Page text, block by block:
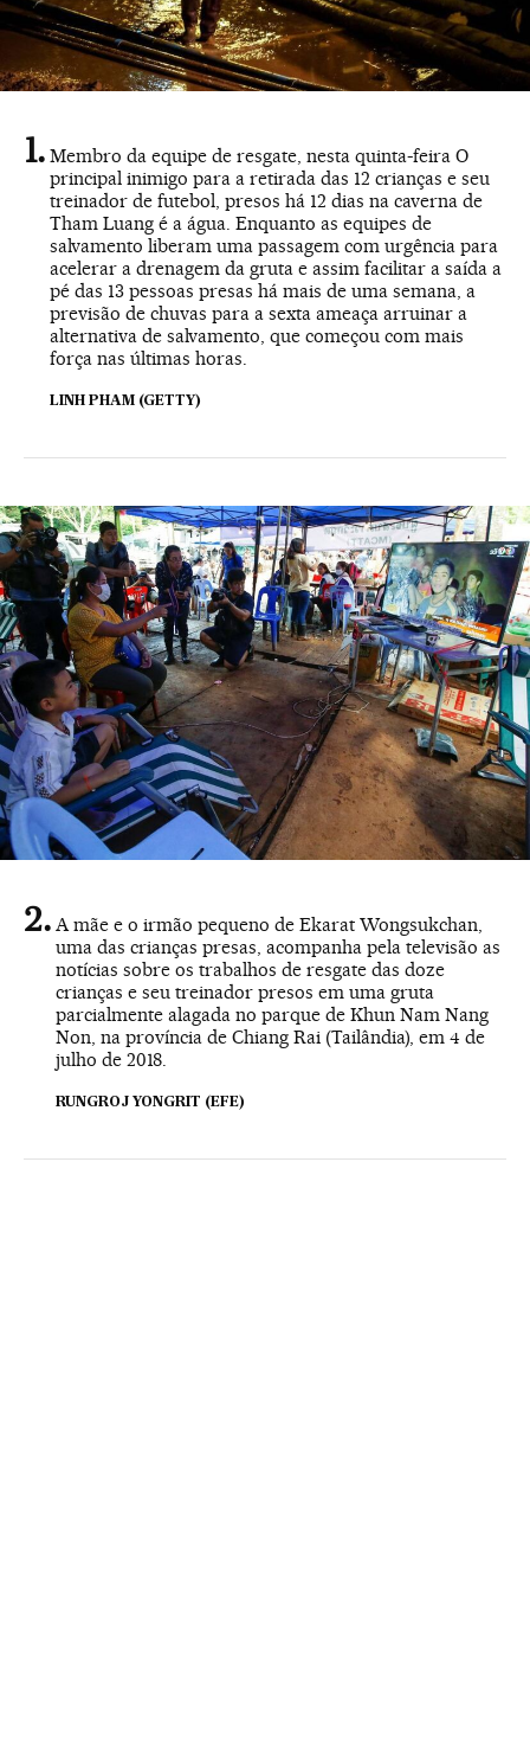
Membro da equipe de resgate, nesta quinta-feira O
principal inimigo para a retirada das 12 crianças e seu
treinador de futebol, presos há 12 dias na caverna de
Tham Luang é a água. Enquanto as equipes de
salvamento liberam uma passagem com urgência para
acelerar a drenagem da gruta e assim facilitar a saída a
pé das 13 pessoas presas há mais de uma semana, a
previsão de chuvas para a sexta ameaça arruinar a
alternativa de salvamento, que começou com mais
força nas últimas horas.
LINH PHAM (GETTY)
A mãe e o irmão pequeno de Ekarat Wongsukchan,
uma das crianças presas, acompanha pela televisão as
notícias sobre os trabalhos de resgate das doze
crianças e seu treinador presos em uma gruta
parcialmente alagada no parque de Khun Nam Nang
Non, na província de Chiang Rai (Tailândia), em 4 de
julho de 2018.
RUNGROJ YONGRIT (EFE)